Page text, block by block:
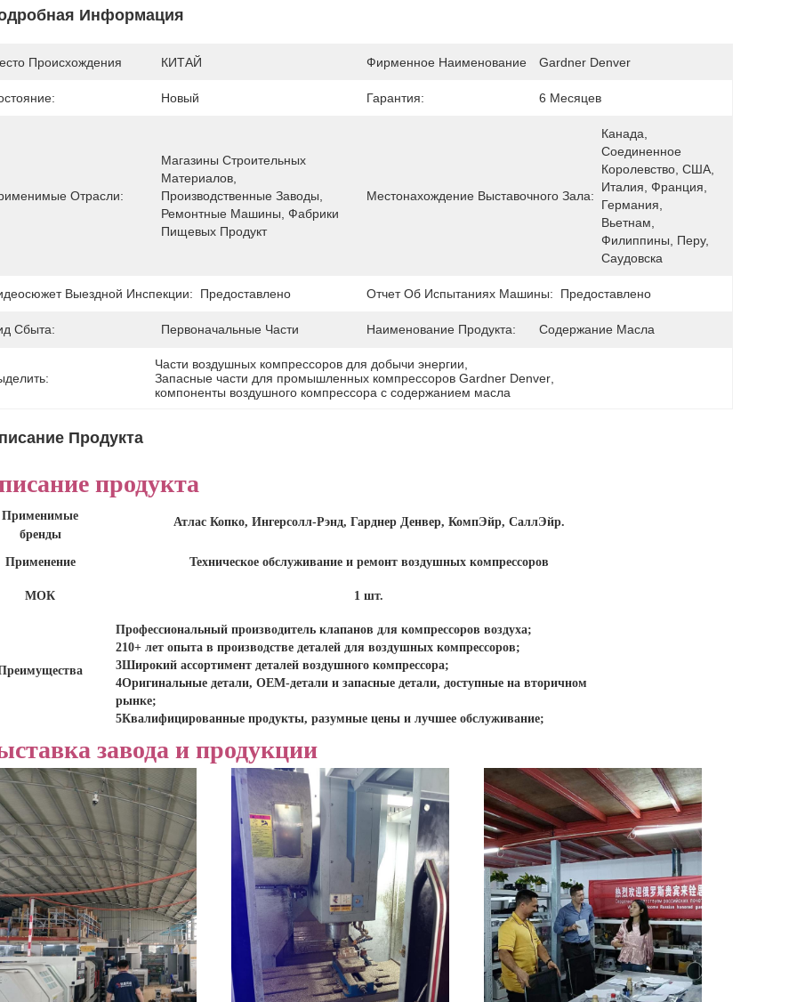
Информация
Происхождения КИТАЙ Фирменное Наименование Gardner Denver
Новый Гарантия: 6 Месяцев
Отрасли:
Магазины Строительных
Материалов,
Производственные Заводы,
Ремонтные Машины, Фабрики
Пищевых Продукт
Местонахождение Выставочного Зала:
Канада,
Соединенное
Королевство, США,
Италия, Франция,
Германия,
Вьетнам,
Филиппины, Перу,
Саудовска
Выездной Инспекции: Предоставлено Отчет Об Испытаниях Машины: Предоставлено
Сбыта: Первоначальные Части Наименование Продукта: Содержание Масла
Части воздушных компрессоров для добычи энергии
Запасные части для промышленных компрессоров Gardner Denver
компоненты воздушного компрессора с содержанием масла
Продукта
продукта
Применимые
бренды
Атлас Копко, Ингерсолл-Рэнд, Гарднер Денвер, КомпЭйр, СаллЭйр.
Применение Техническое обслуживание и ремонт воздушных компрессоров
МОК 1 шт.
Профессиональный производитель клапанов для компрессоров воздуха;
210+ лет опыта в производстве деталей для воздушных компрессоров;
3Широкий ассортимент деталей воздушного компрессора;
4Оригинальные детали, OEM-детали и запасные детали, доступные на вторичном
рынке;
5Квалифицированные продукты, разумные цены и лучшее обслуживание;
завода и продукции